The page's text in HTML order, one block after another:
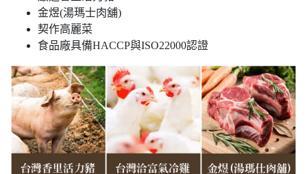
金煜(湯瑪士肉舖)
契作高麗菜
食品廠具備HACCP與ISO22000認證